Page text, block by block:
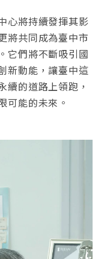
心將持續發揮其影
將共同成為臺中市
它們將不斷吸引國
新動能，讓臺中這
續的道路上領跑，
可能的未來。